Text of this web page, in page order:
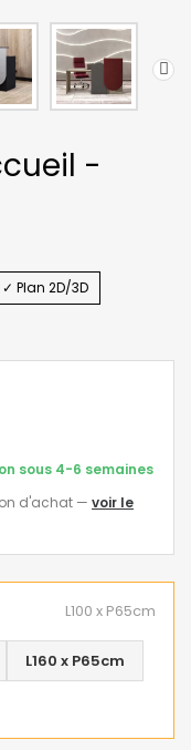
-
✓ Plan 2D/3D
sous 4-6 semaines
d'achat — voir le
L100 x P65cm
L160 x P65cm